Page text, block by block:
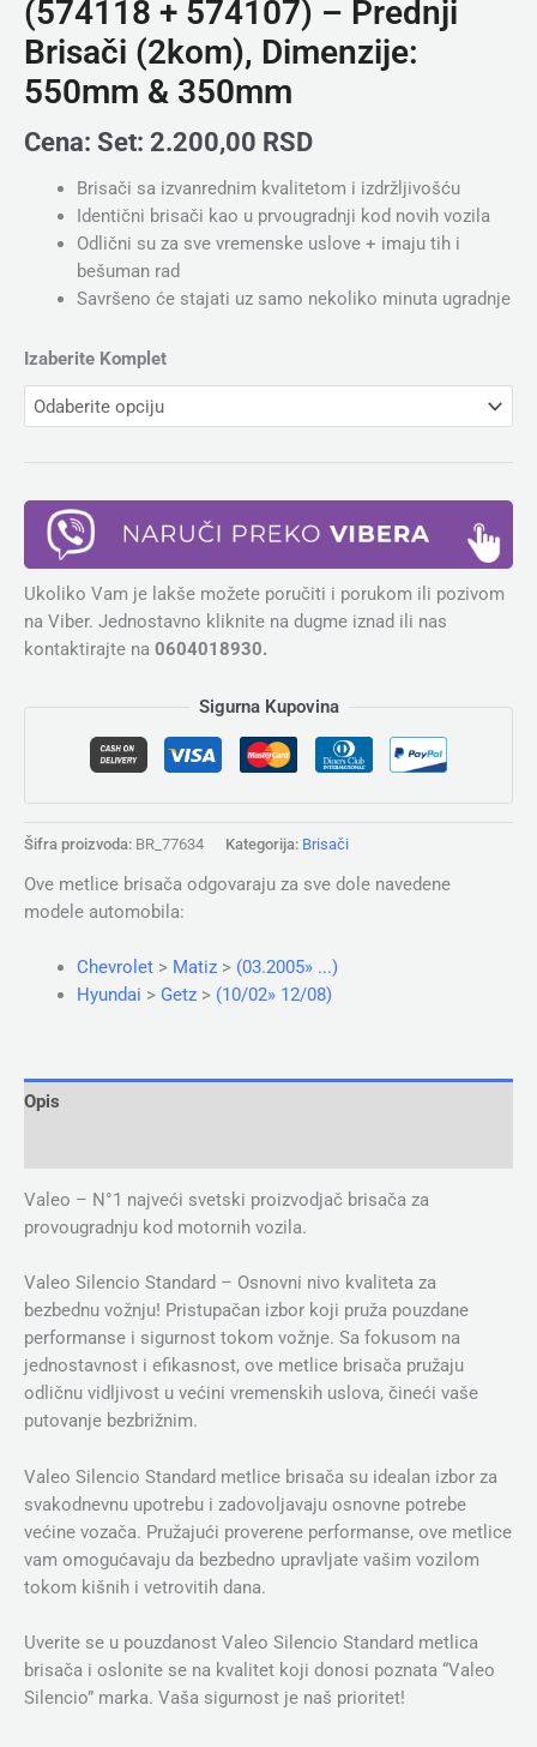
(574118 + 574107) – Prednji
Brisači (2kom), Dimenzije:
550mm & 350mm
Cena: Set: 2.200,00 RSD
Brisači sa izvanrednim kvalitetom i izdržljivošću
Identični brisači kao u prvougradnji kod novih vozila
Odlični su za sve vremenske uslove + imaju tih i
bešuman rad
Savršeno će stajati uz samo nekoliko minuta ugradnje
Izaberite Komplet
Ukoliko Vam je lakše možete poručiti i porukom ili pozivom
na Viber. Jednostavno kliknite na dugme iznad ili nas
kontaktirajte na 0604018930.
Sigurna Kupovina
Šifra proizvoda: BR_77634 Kategorija: Brisači
Ove metlice brisača odgovaraju za sve dole navedene
modele automobila:
Chevrolet> Matiz> (03.2005» ...)
Hyundai > Getz> (10/02» 12/08)
Opis
Valeo – N°1 najveći svetski proizvodjač brisača za
provougradnju kod motornih vozila.
Valeo Silencio Standard – Osnovni nivo kvaliteta za
bezbednu vožnju! Pristupačan izbor koji pruža pouzdane
performanse i sigurnost tokom vožnje. Sa fokusom na
jednostavnost i efikasnost, ove metlice brisača pružaju
odličnu vidljivost u većini vremenskih uslova, čineći vaše
putovanje bezbrižnim.
Valeo Silencio Standard metlice brisača su idealan izbor za
svakodnevnu upotrebu i zadovoljavaju osnovne potrebe
većine vozača. Pružajući proverene performanse, ove metlice
vam omogućavaju da bezbedno upravljate vašim vozilom
tokom kišnih i vetrovitih dana.
Uverite se u pouzdanost Valeo Silencio Standard metlica
brisača i oslonite se na kvalitet koji donosi poznata “Valeo
Silencio” marka. Vaša sigurnost je naš prioritet!